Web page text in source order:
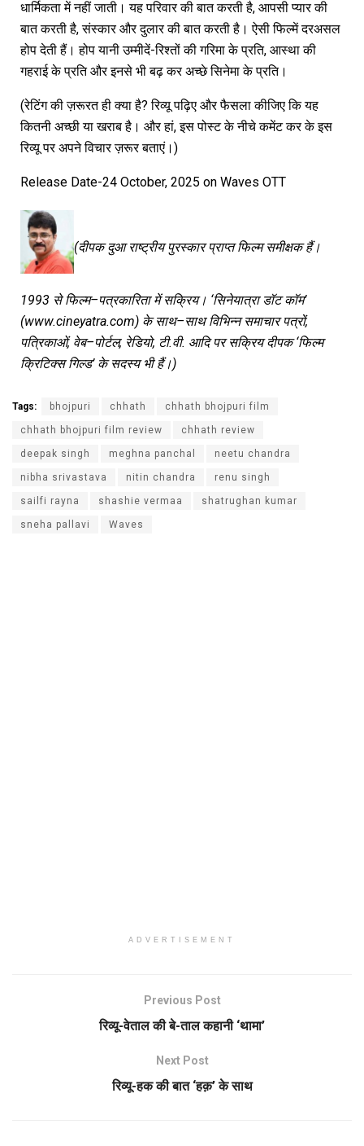
धार्मिकता में नहीं जाती। यह परिवार की बात करती है, आपसी प्यार की
बात करती है, संस्कार और दुलार की बात करती है। ऐसी फिल्में दरअसल
होप देती हैं। होप यानी उम्मीदें-रिश्तों की गरिमा के प्रति, आस्था की
गहराई के प्रति और इनसे भी बढ़ कर अच्छे सिनेमा के प्रति।
(रेटिंग की ज़रूरत ही क्या है? रिव्यू पढ़िए और फैसला कीजिए कि यह
कितनी अच्छी या खराब है। और हां, इस पोस्ट के नीचे कमेंट कर के इस
रिव्यू पर अपने विचार ज़रूर बताएं।)
Release Date-24 October, 2025 on Waves OTT
(दीपक दुआ राष्ट्रीय पुरस्कार प्राप्त फिल्म समीक्षक हैं।
1993 से फिल्म–पत्रकारिता में सक्रिय। ‘सिनेयात्रा डॉट कॉम’
(www.cineyatra.com) के साथ–साथ विभिन्न समाचार पत्रों,
पत्रिकाओं, वेब–पोर्टल, रेडियो, टी.वी. आदि पर सक्रिय दीपक‘फिल्म
क्रिटिक्स गिल्ड’ के सदस्य भी हैं।)
Tags: bhojpuri chhath chhath bhojpuri film
chhath bhojpuri film review chhath review
deepak singh meghna panchal neetu chandra
nibha srivastava nitin chandra renu singh
sailfi rayna shashie vermaa shatrughan kumar
sneha pallavi Waves
ADVERTISEMENT
Previous Post
रिव्यू-वेताल की बे-ताल कहानी ‘थामा’
Next Post
रिव्यू-हक की बात ‘हक़’ के साथ